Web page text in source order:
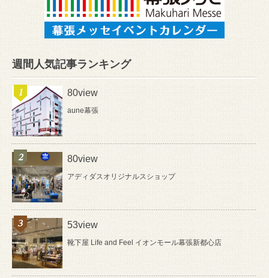
週間人気記事ランキング
80view
aune幕張
80view
アディダスオリジナルスショップ
53view
靴下屋 Life and Feel イオンモール幕張新都心店